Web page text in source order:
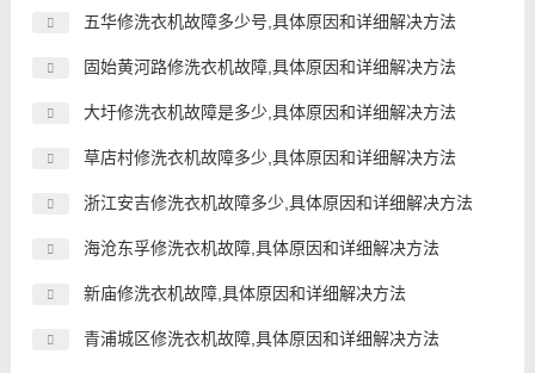
五华修洗衣机故障多少号,具体原因和详细解决方法
固始黄河路修洗衣机故障,具体原因和详细解决方法
大圩修洗衣机故障是多少,具体原因和详细解决方法
草店村修洗衣机故障多少,具体原因和详细解决方法
浙江安吉修洗衣机故障多少,具体原因和详细解决方法
海沧东孚修洗衣机故障,具体原因和详细解决方法
新庙修洗衣机故障,具体原因和详细解决方法
青浦城区修洗衣机故障,具体原因和详细解决方法